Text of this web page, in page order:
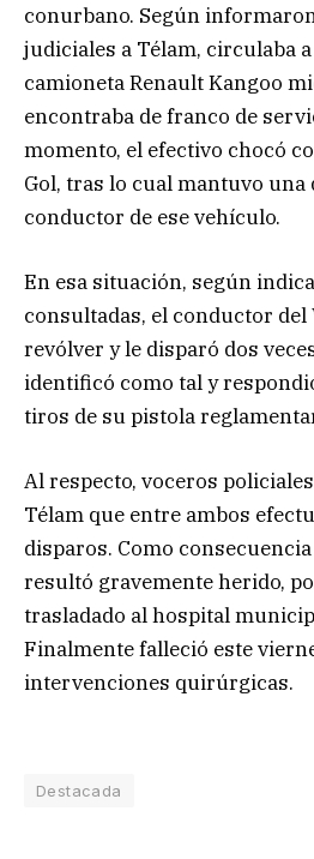
conurbano. Según
judiciales a Télam, circulaba
camioneta Renault Kangoo
encontraba de franco de
momento, el efectivo chocó
Gol, tras lo cual mantuvo
conductor de ese vehículo.
En esa situación, según
consultadas, el conductor del
revólver y le disparó dos
identificó como tal y
tiros de su pistola
Al respecto, voceros
Télam que entre ambos
disparos. Como
resultó gravemente herido,
trasladado al hospital
Finalmente falleció este
intervenciones quirúrgicas.
Destacada